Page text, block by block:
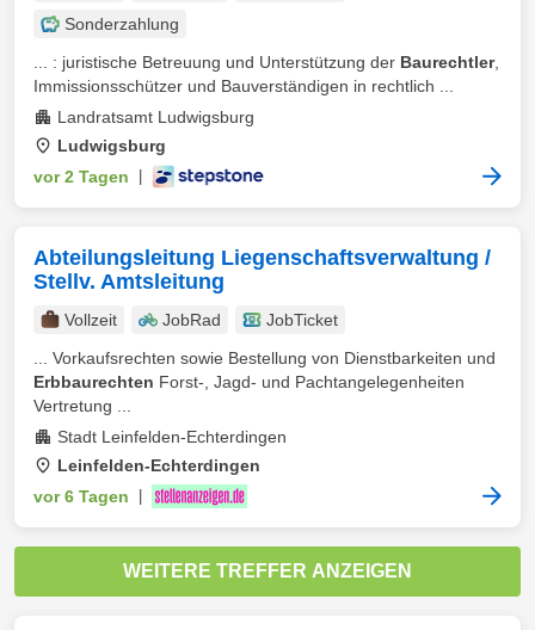
Sonderzahlung
... : juristische Betreuung und Unterstützung der Baurechtler,
Immissionsschützer und Bauverständigen in rechtlich ...
Landratsamt Ludwigsburg
Ludwigsburg
vor 2 Tagen
Abteilungsleitung Liegenschaftsverwaltung /
Stellv. Amtsleitung
Vollzeit JobRad
JobTicket
... Vorkaufsrechten sowie Bestellung von Dienstbarkeiten und
Erbbaurechten Forst-, Jagd- und Pachtangelegenheiten
Vertretung ...
Stadt Leinfelden-Echterdingen
Leinfelden-Echterdingen
vor 6 Tagen
WEITERE TREFFER ANZEIGEN